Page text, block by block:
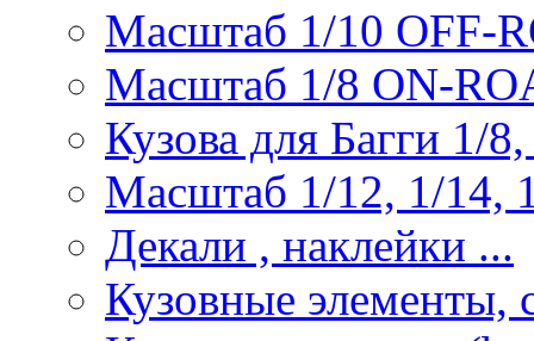
Масштаб 1/10 OFF-
Масштаб 1/8 ON-
Кузова для Багги 1/
Масштаб 1/12, 1/14,
Декали , наклейки ...
Кузовные элементы,